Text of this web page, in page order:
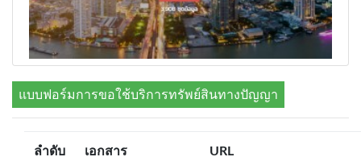
แบบฟอร์มการขอใช้บริการทรัพย์สินทางปัญญา
ลำดับ เอกสาร URL